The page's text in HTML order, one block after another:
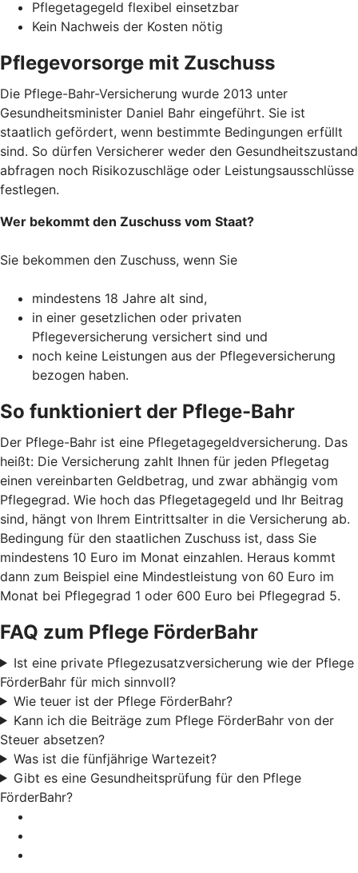
Pflegetagegeld flexibel einsetzbar
Kein Nachweis der Kosten nötig
Pflegevorsorge mit Zuschuss
Die Pflege-Bahr-Versicherung wurde 2013 unter
Gesundheitsminister Daniel Bahr eingeführt. Sie ist
staatlich gefördert, wenn bestimmte Bedingungen erfüllt
sind. So dürfen Versicherer weder den Gesundheitszustand
abfragen noch Risikozuschläge oder Leistungsausschlüsse
festlegen.
Wer bekommt den Zuschuss vom Staat?
Sie bekommen den Zuschuss, wenn Sie
mindestens 18 Jahre alt sind,
in einer gesetzlichen oder privaten
Pflegeversicherung versichert sind und
noch keine Leistungen aus der Pflegeversicherung
bezogen haben.
So funktioniert der Pflege-Bahr
Der Pflege-Bahr ist eine Pflegetagegeldversicherung. Das
heißt: Die Versicherung zahlt Ihnen für jeden Pflegetag
einen vereinbarten Geldbetrag, und zwar abhängig vom
Pflegegrad. Wie hoch das Pflegetagegeld und Ihr Beitrag
sind, hängt von Ihrem Eintrittsalter in die Versicherung ab.
Bedingung für den staatlichen Zuschuss ist, dass Sie
mindestens 10 Euro im Monat einzahlen. Heraus kommt
dann zum Beispiel eine Mindestleistung von 60 Euro im
Monat bei Pflegegrad 1 oder 600 Euro bei Pflegegrad 5.
FAQ zum Pflege FörderBahr
Ist eine private Pflegezusatzversicherung wie der Pflege
FörderBahr für mich sinnvoll?
Wie teuer ist der Pflege FörderBahr?
Kann ich die Beiträge zum Pflege FörderBahr von der
Steuer absetzen?
Was ist die fünfjährige Wartezeit?
Gibt es eine Gesundheitsprüfung für den Pflege
FörderBahr?